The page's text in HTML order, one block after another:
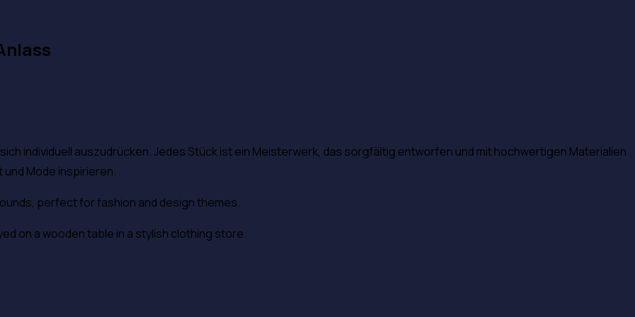
individuell auszudrücken. Jedes Stück ist ein Meisterwerk, das sorgfältig entworfen und mit hochwertigen Materialien
Mode inspirieren.